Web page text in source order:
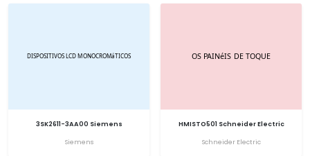
3SK2611-3AA00 Siemens
Siemens
HMISTO501 Schneider Electric
Schneider Electric